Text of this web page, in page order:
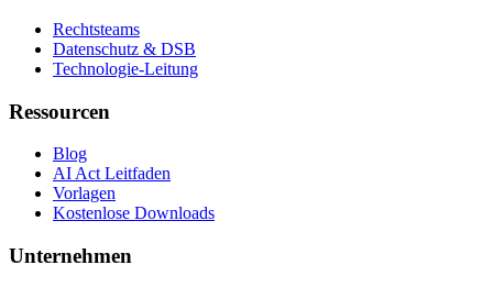
Rechtsteams
Datenschutz & DSB
Technologie-Leitung
Ressourcen
Blog
AI Act Leitfaden
Vorlagen
Kostenlose Downloads
Unternehmen